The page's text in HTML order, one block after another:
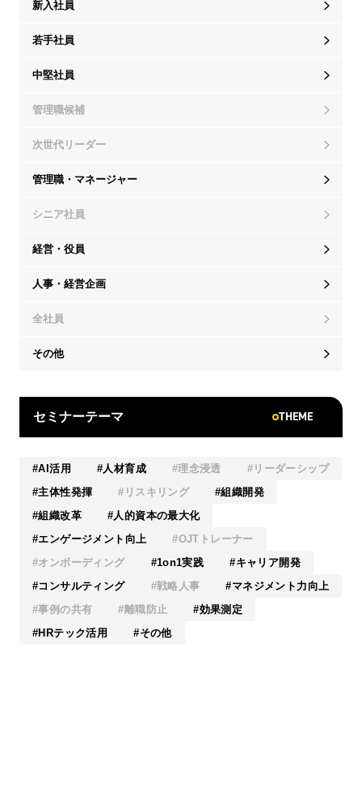
新入社員
若手社員
中堅社員
管理職候補
次世代リーダー
管理職・マネージャー
シニア社員
経営・役員
人事・経営企画
全社員
その他
セミナーテーマ THEME
AI活用 人材育成 理念浸透
リーダーシップ
主体性発揮
リスキリング
組織開発
組織改革
人的資本の最大化
エンゲージメント向上
OJTトレーナー
オンボーディング
1on1実践
キャリア開発
コンサルティング
戦略人事
マネジメント力向上
事例の共有
離職防止
効果測定
HRテック活用
その他